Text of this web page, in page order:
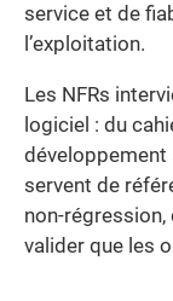
service et de
l’exploitation.
Les NFRs
logiciel : du
développement
servent de
non-
valider que les